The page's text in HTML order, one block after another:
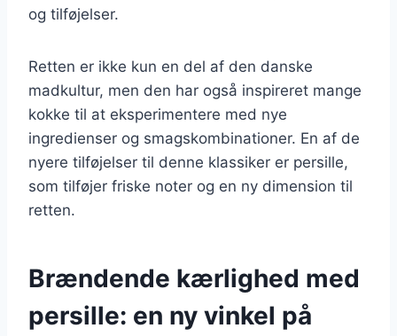
og tilføjelser.
Retten er ikke kun en del af den danske
madkultur, men den har også inspireret mange
kokke til at eksperimentere med nye
ingredienser og smagskombinationer. En af de
nyere tilføjelser til denne klassiker er persille,
som tilføjer friske noter og en ny dimension til
retten.
Brændende kærlighed med
persille: en ny vinkel på